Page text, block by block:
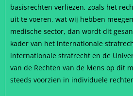
basisrechten verliezen, zoals het
uit te voeren, wat wij hebben
medische sector, dan wordt dit
kader van het internationale
internationale strafrecht en de
van de Rechten van de Mens op dit
steeds voorzien in individuele